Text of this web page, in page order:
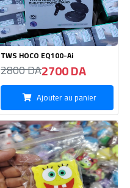
Bouchette Chargeur Silicone
200 DA190 DA
Ajouter au panier
Nouveau